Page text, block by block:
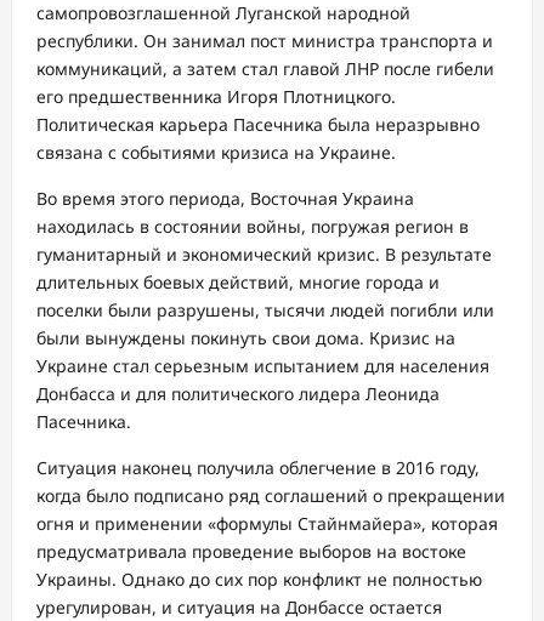
самопровозглашенной Луганской народной
республики. Он занимал пост министра транспорта и
коммуникаций, а затем стал главой ЛНР после гибели
его предшественника Игоря Плотницкого.
Политическая карьера Пасечника была неразрывно
связана с событиями кризиса на Украине.
Во время этого периода, Восточная Украина
находилась в состоянии войны, погружая регион в
гуманитарный и экономический кризис. В результате
длительных боевых действий, многие города и
поселки были разрушены, тысячи людей погибли или
были вынуждены покинуть свои дома. Кризис на
Украине стал серьезным испытанием для населения
Донбасса и для политического лидера Леонида
Пасечника.
Ситуация наконец получила облегчение в 2016 году,
когда было подписано ряд соглашений о прекращении
огня и применении «формулы Стайнмайера», которая
предусматривала проведение выборов на востоке
Украины. Однако до сих пор конфликт не полностью
урегулирован, и ситуация на Донбассе остается